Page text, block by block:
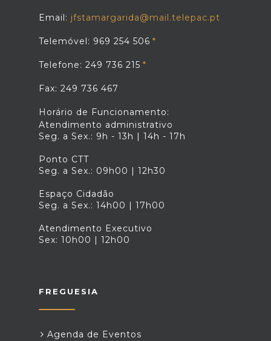
Email: jfstamargarida@mail.telepac.pt
Telemóvel: 969 254 506
Telefone: 249 736 215
Fax: 249 736 467
Horário de Funcionamento:
Atendimento administrativo
Seg. a Sex.: 9h - 13h | 14h - 17h
Ponto CTT
Seg. a Sex.: 09h00 | 12h30
Espaço Cidadão
Seg. a Sex.: 14h00 | 17h00
Atendimento Executivo
Sex: 10h00 | 12h00
FREGUESIA
Agenda de Eventos